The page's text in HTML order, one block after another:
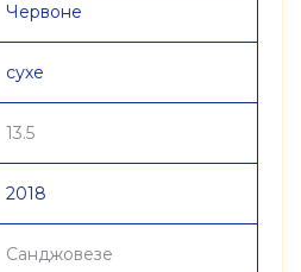
Червоне
сухе
13.5
2018
Санджовезе